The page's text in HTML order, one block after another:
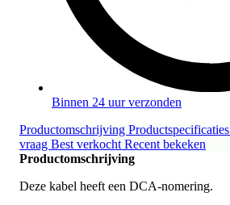
Binnen 24 uur verzonden
Productomschrijving Productspecificaties
vraag Best verkocht Recent bekeken
Productomschrijving
Deze kabel heeft een DCA-nomering.